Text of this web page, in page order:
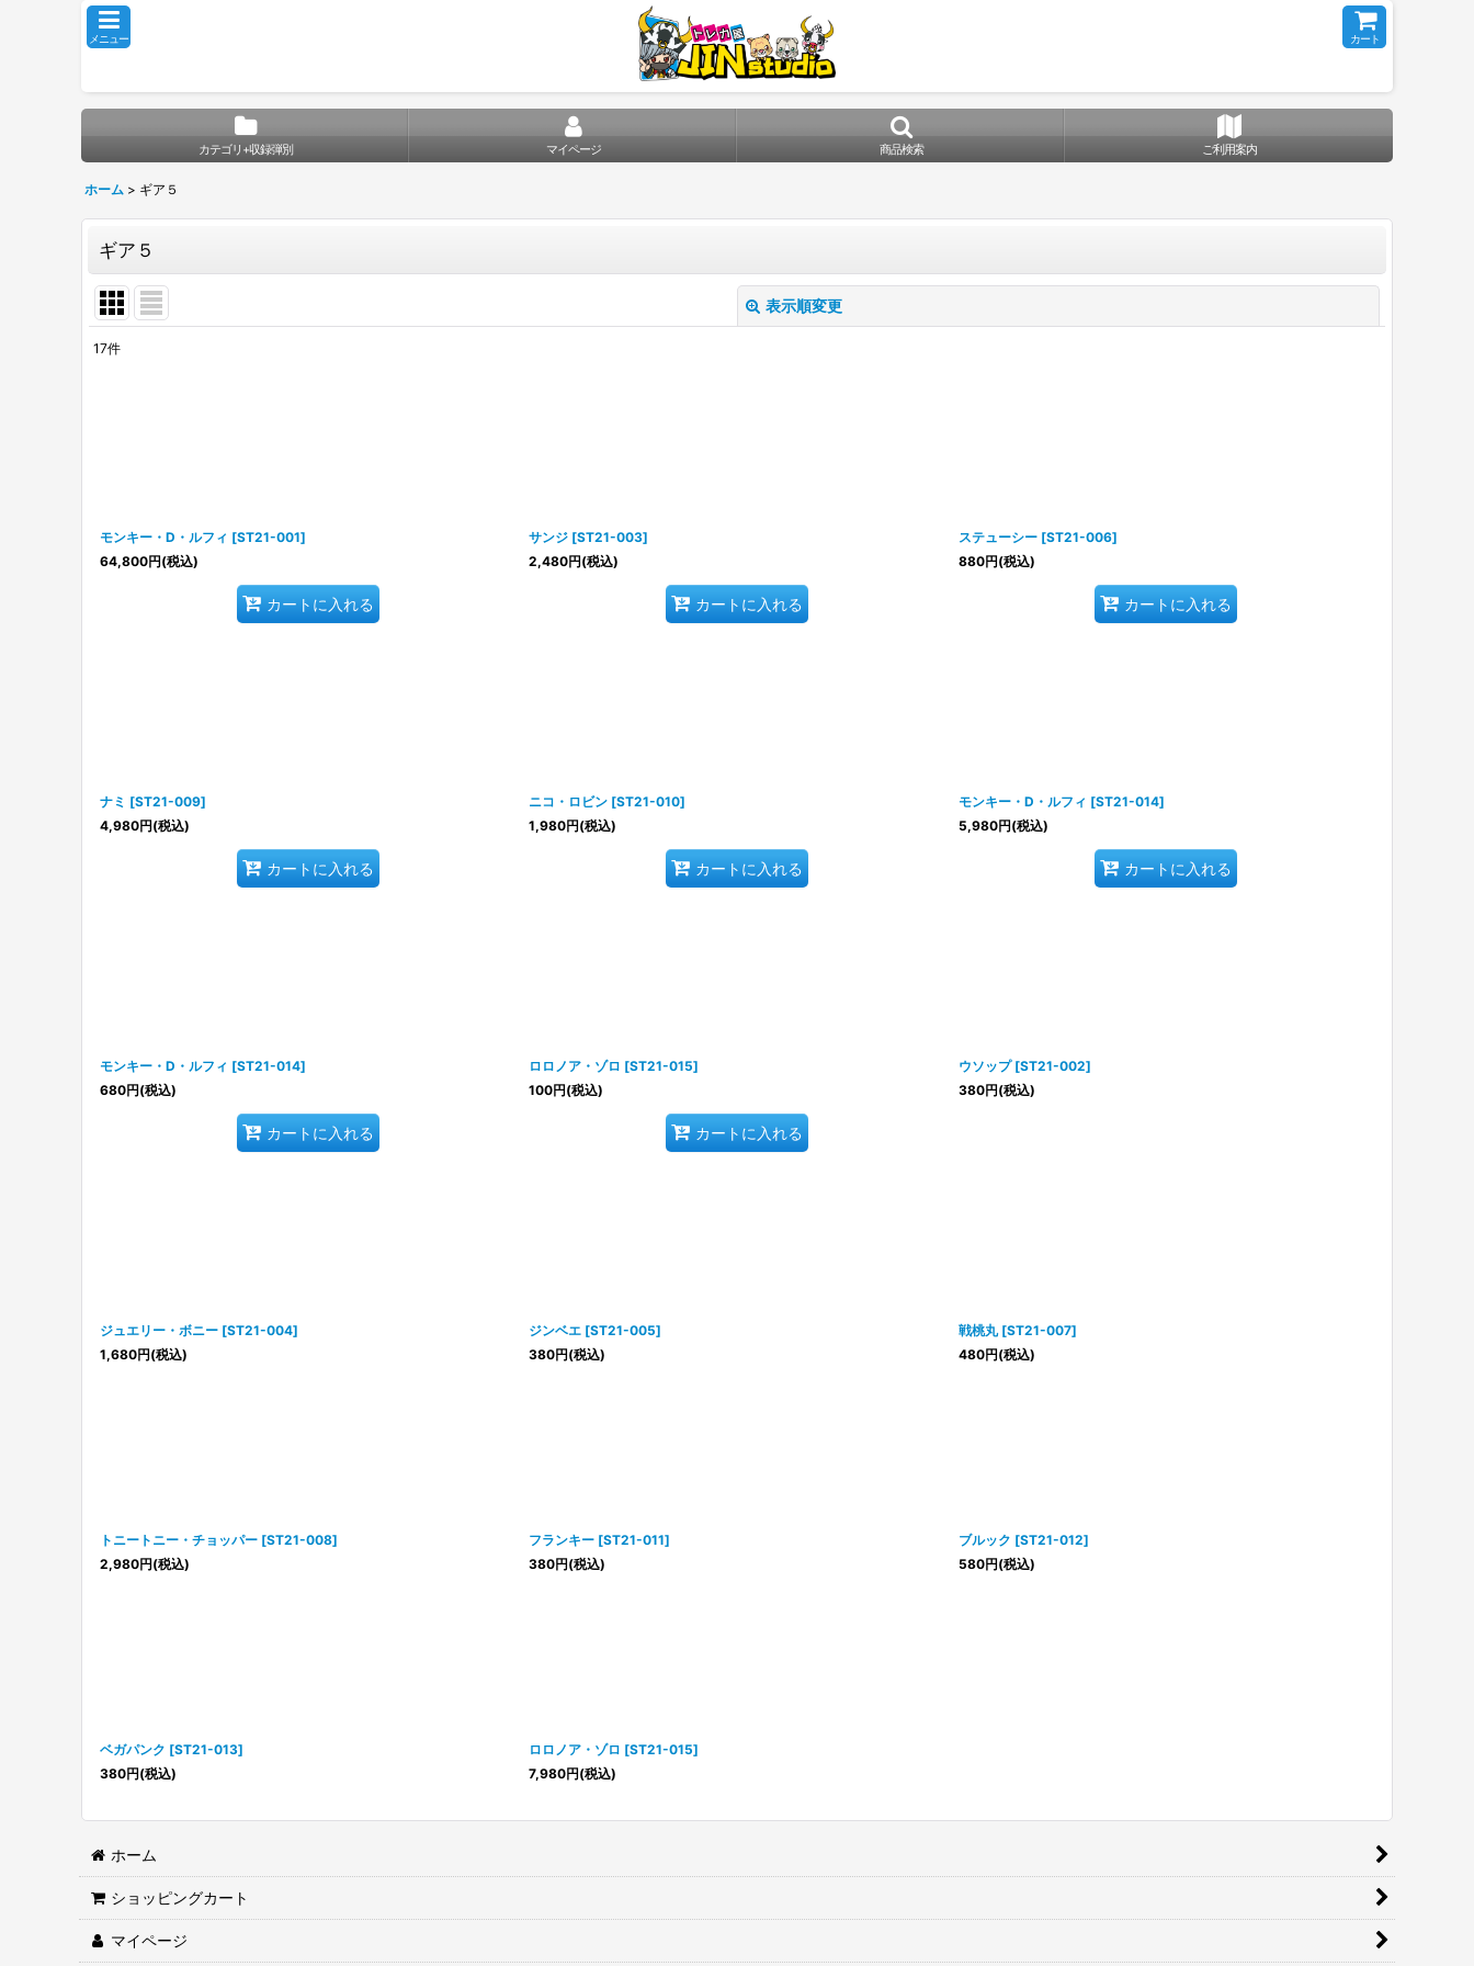
メニュー カート
カテゴリ+収録弾別 マイページ 商品検索 ご利用案内
ホーム > ギア５
ギア５
表示順変更
17件
モンキー・D・ルフィ [ST21-001]
64,800円(税込)
カートに入れる
サンジ [ST21-003]
2,480円(税込)
カートに入れる
ステューシー [ST21-006]
880円(税込)
カートに入れる
ナミ [ST21-009]
4,980円(税込)
カートに入れる
ニコ・ロビン [ST21-010]
1,980円(税込)
カートに入れる
モンキー・D・ルフィ [ST21-014]
5,980円(税込)
カートに入れる
モンキー・D・ルフィ [ST21-014]
680円(税込)
カートに入れる
ロロノア・ゾロ [ST21-015]
100円(税込)
カートに入れる
ウソップ [ST21-002]
380円(税込)
ジュエリー・ボニー [ST21-004]
1,680円(税込)
ジンベエ [ST21-005]
380円(税込)
戦桃丸 [ST21-007]
480円(税込)
トニートニー・チョッパー [ST21-008]
2,980円(税込)
フランキー [ST21-011]
380円(税込)
ブルック [ST21-012]
580円(税込)
ベガパンク [ST21-013]
380円(税込)
ロロノア・ゾロ [ST21-015]
7,980円(税込)
ホーム
ショッピングカート
マイページ